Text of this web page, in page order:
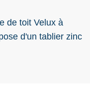
de toit Velux à
d'un tablier zinc